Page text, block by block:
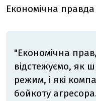
Економічна правда
"Економічна
відстежуємо, як
режим, і які
бойкоту